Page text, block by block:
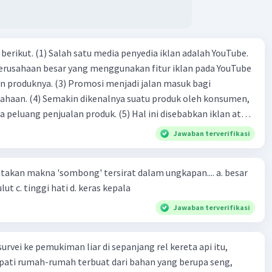
iklan adalah YouTube.
besar yang menggunakan fitur iklan pada YouTube
menjadi jalan masuk bagi
oleh konsumen,
produk. (5) Hal ini disebabkan iklan atau
cara untuk mengenalkan produk perusahaan kepada
(2)
Jawaban terverifikasi
makna 'sombong' tersirat dalam ungkapan.... a. besar
kepala b. besar mulut c. tinggi hati d. keras kepala
Jawaban terverifikasi
ke pemukiman liar di sepanjang rel kereta api itu,
rumah-rumah terbuat dari bahan yang berupa seng,